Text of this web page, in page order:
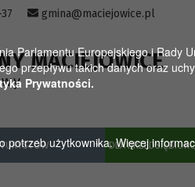
Parlamentu Europejskiego i
przepływu takich danych oraz
Prywatności.
użytkownika. Więcej
gmina@maciejowice.pl
MACIEJOWICE
DLA